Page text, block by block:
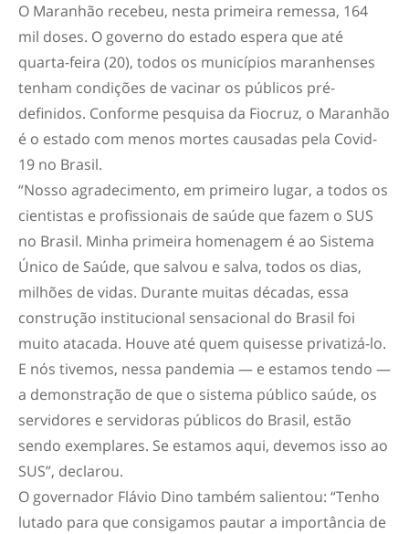
O Maranhão recebeu, nesta primeira remessa, 164
mil doses. O governo do estado espera que até
quarta-feira (20), todos os municípios maranhenses
tenham condições de vacinar os públicos pré-
definidos. Conforme pesquisa da Fiocruz, o Maranhão
é o estado com menos mortes causadas pela Covid-
19 no Brasil.
“Nosso agradecimento, em primeiro lugar, a todos os
cientistas e profissionais de saúde que fazem o SUS
no Brasil. Minha primeira homenagem é ao Sistema
Único de Saúde, que salvou e salva, todos os dias,
milhões de vidas. Durante muitas décadas, essa
construção institucional sensacional do Brasil foi
muito atacada. Houve até quem quisesse privatizá-lo.
E nós tivemos, nessa pandemia — e estamos tendo —
a demonstração de que o sistema público saúde, os
servidores e servidoras públicos do Brasil, estão
sendo exemplares. Se estamos aqui, devemos isso ao
SUS”, declarou.
O governador Flávio Dino também salientou: “Tenho
lutado para que consigamos pautar a importância de